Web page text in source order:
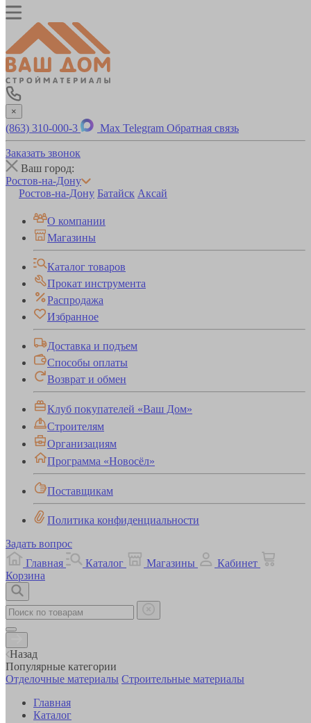
×
(863) 310-000-3 Max Telegram Обратная связь
Заказать звонок
Ваш город:
Ростов-на-Дону
Ростов-на-Дону Батайск Аксай
О компании
Магазины
Каталог товаров
Прокат инструмента
Распродажа
Избранное
Доставка и подъем
Способы оплаты
Возврат и обмен
Клуб покупателей «Ваш Дом»
Строителям
Организациям
Программа «Новосёл»
Поставщикам
Политика конфиденциальности
Задать вопрос
Главная
Каталог Магазины
Кабинет
Корзина
Назад
Популярные категории
Отделочные материалы Строительные материалы
Главная
Каталог